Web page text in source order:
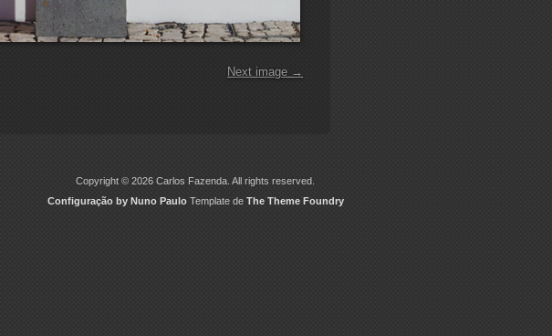
Next image →
Copyright © 2026 Carlos Fazenda. All rights reserved.
Configuração by Nuno PauloTemplate de The Theme Foundry